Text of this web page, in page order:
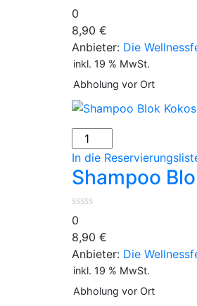
0
8,90 €
Anbieter: Die
inkl. 19 % MwSt.
Abholung vor Ort
Shampoo
Blok
Kokos
Menge
In die
Shampoo
0
8,90 €
Anbieter: Die
inkl. 19 % MwSt.
Abholung vor Ort